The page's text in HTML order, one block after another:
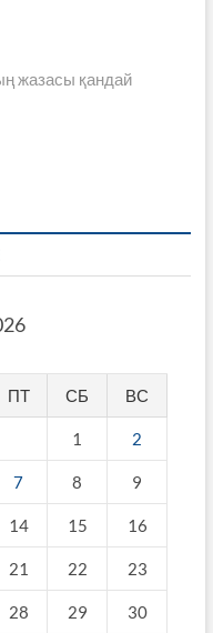
жазасы қандай
ПТ СБ ВС
1 2
7 8 9
14 15 16
21 22 23
28 29 30